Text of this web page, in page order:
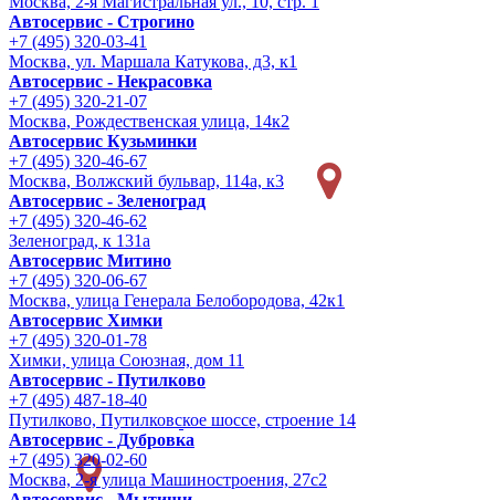
Автосервис - Строгино
+7 (495) 320-03-41
Москва, ул. Маршала Катукова, д3, к1
Автосервис - Некрасовка
+7 (495) 320-21-07
Москва, Рождественская улица, 14к2
Автосервис Кузьминки
+7 (495) 320-46-67
Москва, Волжский бульвар, 114а, к3
Автосервис - Зеленоград
+7 (495) 320-46-62
Зеленоград, к 131а
Автосервис Митино
+7 (495) 320-06-67
Москва, улица Генерала Белобородова, 42к1
Автосервис Химки
+7 (495) 320-01-78
Химки, улица Союзная, дом 11
Автосервис - Путилково
+7 (495) 487-18-40
Путилково, Путилковское шоссе, строение 14
Автосервис - Дубровка
+7 (495) 320-02-60
Москва, 2-я улица Машиностроения, 27с2